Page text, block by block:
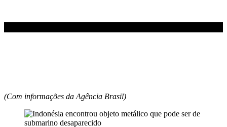
(Com informações da Agência Brasil)